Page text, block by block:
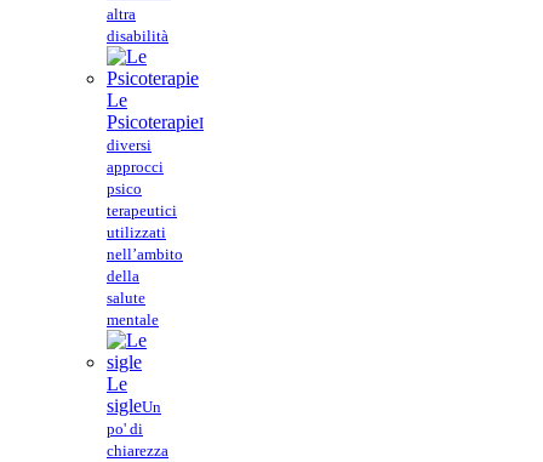
altra
disabilità
Le
PsicoterapieI
diversi
approcci
psico
terapeutici
utilizzati
nell’ambito
della
salute
mentale
Le
sigleUn
po' di
chiarezza